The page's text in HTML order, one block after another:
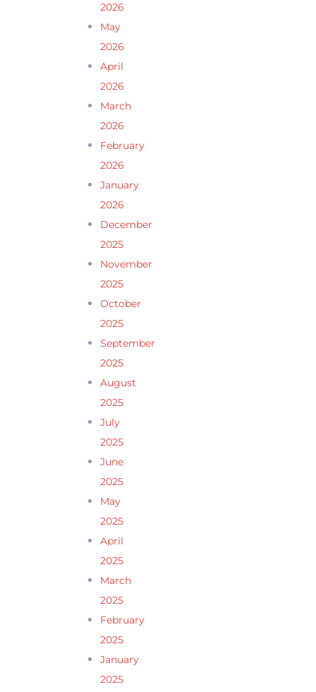
2026
May
2026
April
2026
March
2026
February
2026
January
2026
December
2025
November
2025
October
2025
September
2025
August
2025
July
2025
June
2025
May
2025
April
2025
March
2025
February
2025
January
2025